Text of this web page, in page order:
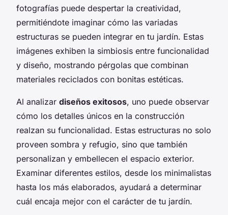
fotografías puede despertar la creatividad,
permitiéndote imaginar cómo las variadas
estructuras se pueden integrar en tu jardín. Estas
imágenes exhiben la simbiosis entre funcionalidad
y diseño, mostrando pérgolas que combinan
materiales reciclados con bonitas estéticas.
Al analizar diseños exitosos, uno puede observar
cómo los detalles únicos en la construcción
realzan su funcionalidad. Estas estructuras no solo
proveen sombra y refugio, sino que también
personalizan y embellecen el espacio exterior.
Examinar diferentes estilos, desde los minimalistas
hasta los más elaborados, ayudará a determinar
cuál encaja mejor con el carácter de tu jardín.